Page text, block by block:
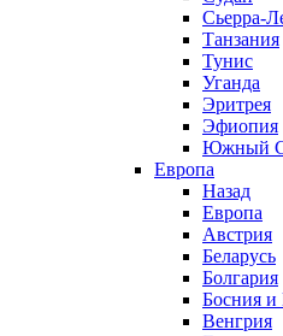
Сьерра-
Танзания
Тунис
Уганда
Эритрея
Эфиопия
Южный
Европа
Назад
Европа
Австрия
Беларусь
Болгария
Босния и
Венгрия